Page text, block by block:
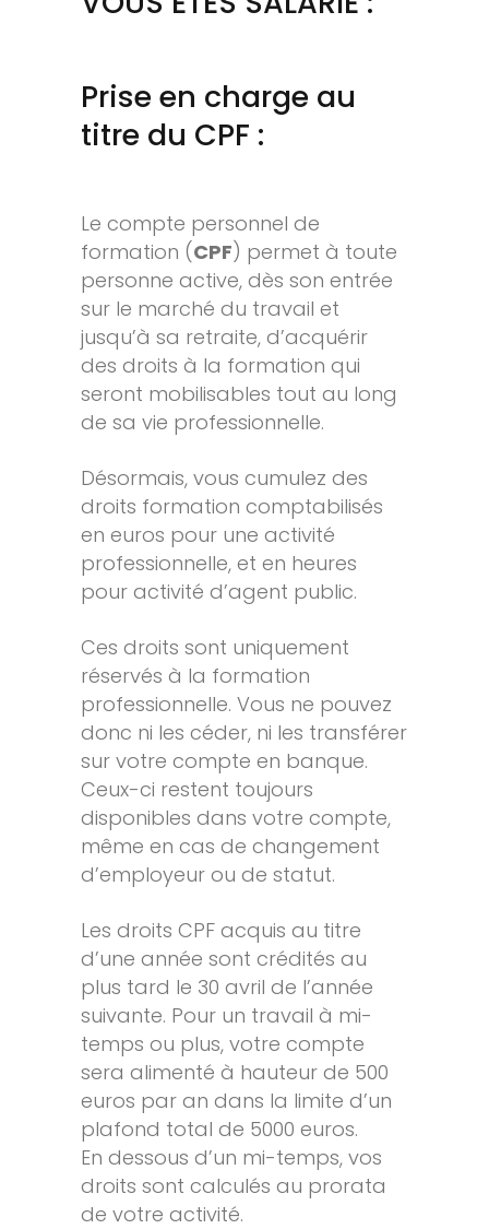
Prise en charge au
titre du CPF :
Le compte personnel de
formation (CPF) permet à toute
personne active, dès son entrée
sur le marché du travail et
jusqu’à sa retraite, d’acquérir
des droits à la formation qui
seront mobilisables tout au long
de sa vie professionnelle.
Désormais, vous cumulez des
droits formation comptabilisés
en euros pour une activité
professionnelle, et en heures
pour activité d’agent public.
Ces droits sont uniquement
réservés à la formation
professionnelle. Vous ne pouvez
donc ni les céder, ni les transférer
sur votre compte en banque.
Ceux-ci restent toujours
disponibles dans votre compte,
même en cas de changement
d’employeur ou de statut.
Les droits CPF acquis au titre
d’une année sont crédités au
plus tard le 30 avril de l’année
suivante. Pour un travail à mi-
temps ou plus, votre compte
sera alimenté à hauteur de 500
euros par an dans la limite d’un
plafond total de 5000 euros.
En dessous d’un mi-temps, vos
droits sont calculés au prorata
de votre activité.